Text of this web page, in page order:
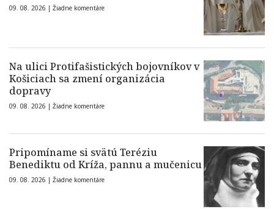
09. 08. 2026 | Žiadne komentáre
Na ulici Protifašistických bojovníkov v
Košiciach sa zmení organizácia
dopravy
09. 08. 2026 | Žiadne komentáre
Pripomíname si svätú Teréziu
Benediktu od Kríža, pannu a mučenicu
09. 08. 2026 | Žiadne komentáre